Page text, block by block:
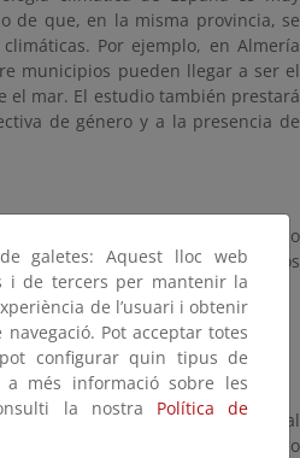
de que, en la misma provincia, se
Por ejemplo, en Almería
municipios pueden llegar a ser el
el mar. El estudio también prestará
de género y a la presencia de
la obligación de que el Gobierno
anualmente, publicando los
octubre de cada año.
y obstáculos que presenta la actual
eléctrico, que en 2018 se vio
galetes: Aquest lloc web
i de tercers per mantenir la
de l’usuari i obtenir
Pot acceptar totes
configurar quin tipus de
a més informació sobre les
la nostra Política de